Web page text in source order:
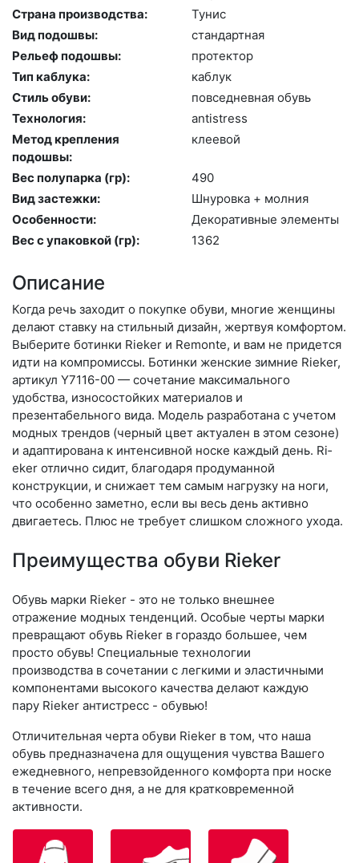
Страна производства:
Ту­нис
Вид подошвы:
стан­дарт­ная
Рельеф подошвы:
про­тек­тор
Тип каблука:
каб­лук
Стиль обуви:
пов­седнев­ная обувь
Технология:
an­tist­ress
Метод крепления
подошвы:
кле­евой
Вес полупарка (гр):
490
Вид застежки:
Шну­ров­ка + мол­ния
Особенности:
Де­кора­тив­ные эле­мен­ты
Вес с упаковкой (гр):
1362
Описание
Когда речь заходит о покупке обуви, многие женщины
делают ставку на стильный дизайн, жертвуя комфортом.
Выберите бо­тин­ки Rieker и Remonte, и вам не придется
идти на компромиссы. Ботинки женские зимние Rieker,
артикул Y7116-00 — сочетание максимального
удобства, износостойких материалов и
презентабельного вида. Модель разработана с учетом
модных трендов (чер­ный цвет актуален в этом сезоне)
и адаптирована к интенсивной носке каждый день. Ri­
eker отлично сидит, благодаря продуманной
конструкции, и снижает тем самым нагрузку на ноги,
что особенно заметно, если вы весь день активно
двигаетесь. Плюс не требует слишком сложного ухода.
Преимущества обуви Rieker
Обувь марки Rieker - это не только внешнее
отражение модных тенденций. Особые черты марки
превращают обувь Rieker в гораздо большее, чем
просто обувь! Специальные технологии
производства в сочетании с легкими и эластичными
компонентами высокого качества делают каждую
пару Rieker антистресс - обувью!
Отличительная черта обуви Rieker в том, что наша
обувь предназначена для ощущения чувства Вашего
ежедневного, непревзойденного комфорта при носке
в течение всего дня, а не для кратковременной
активности.